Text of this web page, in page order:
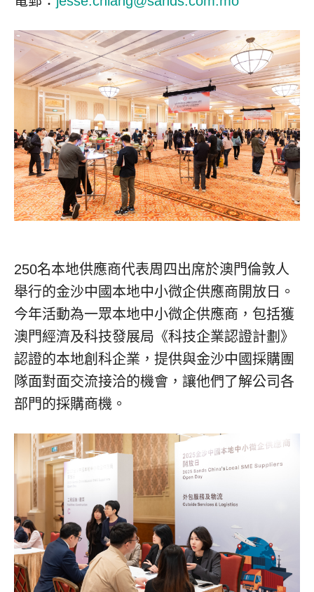
250名本地供應商代表周四出席於澳門倫敦人
舉行的金沙中國本地中小微企供應商開放日。
今年活動為一眾本地中小微企供應商，包括獲
澳門經濟及科技發展局《科技企業認證計劃》
認證的本地創科企業，提供與金沙中國採購團
隊面對面交流接洽的機會，讓他們了解公司各
部門的採購商機。